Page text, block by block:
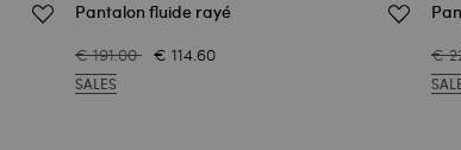
Pantalon fluide rayé
€ 191.00 € 114.60
SALES
€